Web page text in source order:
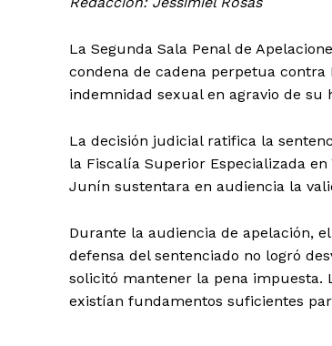
La Segunda Sala Penal de
condena de cadena perpetua
indemnidad sexual en agravio de su
La decisión judicial ratifica la
la Fiscalía Superior Especializada
Junín sustentara en audiencia la
Durante la audiencia de apelación,
defensa del sentenciado no logró
solicitó mantener la pena impuesta.
existían fundamentos suficientes